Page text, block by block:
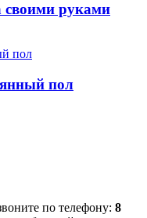
своими руками
пол
по телефону: 8